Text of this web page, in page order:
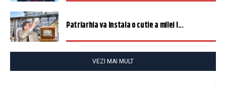
Patriarhia va instala o cutie a milei î...
VEZI MAI MULT